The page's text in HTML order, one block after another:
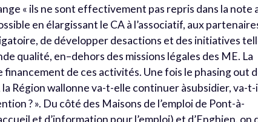
« ils ne sont effectivement pas repris dans la note
en élargissant le CA à l’associatif, aux
de développer desactions et des initiatives
qualité, en–dehors des missions légales des ME. La
financement de ces activités. Une fois le phasing out
Région wallonne va-t-elle continuer àsubsidier, va-t-
? ». Du côté des Maisons de l’emploi de Pont-à-
et d’information pour l’emploi) et d’Enghien, on